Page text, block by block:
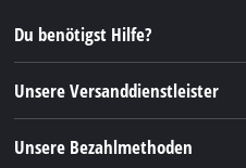
FAQs
Verpackungsrichtlinien
Hinweise zur Batterieentsorgung
Instagram
TikTok
Pinterest
Du benötigst Hilfe?
Unsere Versanddienstleister
Unsere Bezahlmethoden